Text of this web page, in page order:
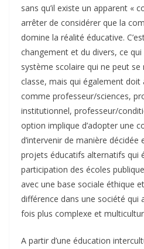
sans qu’il existe un apparent «
arrêter de considérer que la
domine la réalité éducative.
changement et du divers, ce
système scolaire qui ne peut se
classe, mais qui également doit
comme professeur/sciences,
institutionnel, professeur/
option implique d’adopter une
d’intervenir de manière
projets éducatifs alternatifs qui
participation des écoles
avec une base sociale éthique
différence dans une société qui
fois plus complexe et
A partir d’une éducation